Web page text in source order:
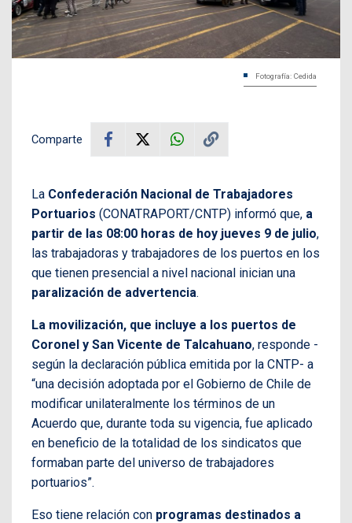
Fotografía: Cedida
Comparte
La Confederación Nacional de Trabajadores
Portuarios (CONATRAPORT/CNTP) informó que, a
partir de las 08:00 horas de hoy jueves 9 de julio,
las trabajadoras y trabajadores de los puertos en los
que tienen presencial a nivel nacional inician una
paralización de advertencia.
La movilización, que incluye a los puertos de
Coronel y San Vicente de Talcahuano, responde -
según la declaración pública emitida por la CNTP- a
“una decisión adoptada por el Gobierno de Chile de
modificar unilateralmente los términos de un
Acuerdo que, durante toda su vigencia, fue aplicado
en beneficio de la totalidad de los sindicatos que
formaban parte del universo de trabajadores
portuarios”.
Eso tiene relación con programas destinados a